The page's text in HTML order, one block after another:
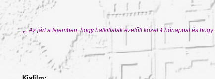
„..Az járt a fejemben, hogy hallottalak ezelőtt közel 4 hónappal és